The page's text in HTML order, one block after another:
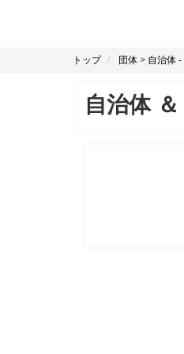
トップ 団体 > 自治体 -
自治体＆